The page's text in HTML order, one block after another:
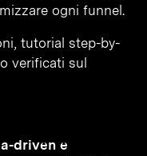
ogni funnel.
tutorial step-by-
verificati sul
driven e